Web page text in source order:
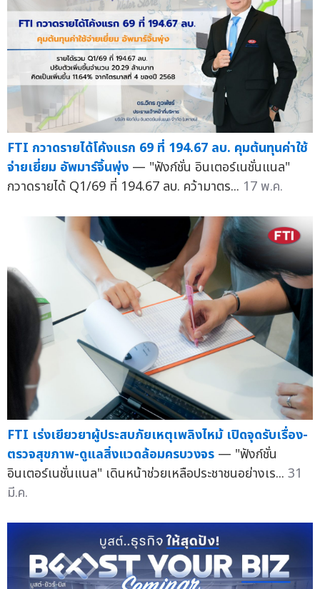
FTI กวาดรายได้โค้งแรก 69 ที่ 194.67 ลบ. คุมต้นทุนค่าใช้
จ่ายเยี่ยม อัพมาร์จิ้นพุ่ง — "ฟังก์ชั่น อินเตอร์เนชั่นแนล"
กวาดรายได้ Q1/69 ที่ 194.67 ลบ. คว้ามาตร... 17 พ.ค.
FTI เร่งเยียวยาผู้ประสบภัยเหตุเพลิงไหม้ เปิดจุดรับเรื่อง-
ตรวจสุขภาพ-ดูแลสิ่งแวดล้อมครบวงจร — "ฟังก์ชั่น
อินเตอร์เนชั่นแนล" เดินหน้าช่วยเหลือประชาชนอย่างเร... 31
มี.ค.